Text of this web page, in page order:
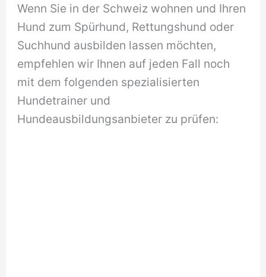
Wenn Sie in der Schweiz wohnen und Ihren
Hund zum Spürhund, Rettungshund oder
Suchhund ausbilden lassen möchten,
empfehlen wir Ihnen auf jeden Fall noch
mit dem folgenden spezialisierten
Hundetrainer und
Hundeausbildungsanbieter zu prüfen: